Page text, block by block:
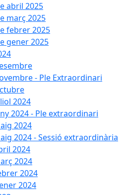
abril 2025
març 2025
febrer 2025
gener 2025
- Ple Extraordinari
2024
2024 - Ple extraordinari
2024
2024 - Sessió extraordinària
2024
2024
2024
2024